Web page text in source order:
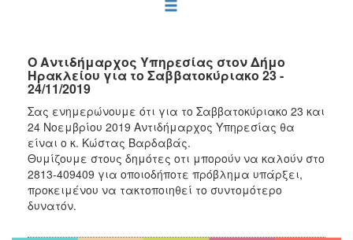
2022
2021
2020
2019
2018
2017
2016
Ο Αντιδήμαρχος Υπηρεσίας στον Δήμο
Ηρακλείου για το Σαββατοκύριακο 23 -
24/11/2019
Σας ενημερώνουμε ότι για το Σαββατοκύριακο 23 και
24 Νοεμβρίου 2019 Αντιδήμαρχος Υπηρεσίας θα
είναι ο κ. Κώστας Βαρδαβάς.
Θυμίζουμε στους δημότες οτι μπορούν να καλούν στο
2813-409409 για οποιοδήποτε πρόβλημα υπάρξει,
προκειμένου να τακτοποιηθεί το συντομότερο
δυνατόν.